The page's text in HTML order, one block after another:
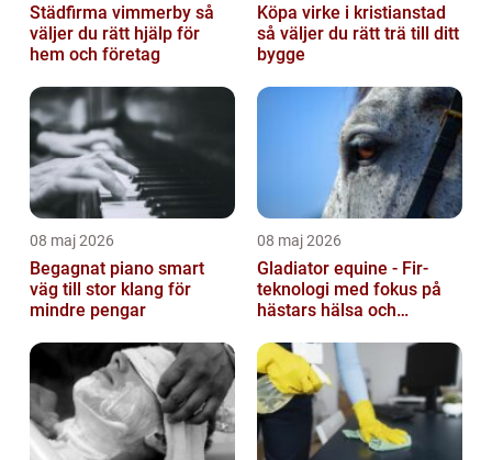
Städfirma vimmerby så
väljer du rätt hjälp för
hem och företag
Köpa virke i kristianstad
så väljer du rätt trä till ditt
bygge
08 maj 2026
Begagnat piano smart
väg till stor klang för
mindre pengar
08 maj 2026
Gladiator equine - Fir-
teknologi med fokus på
hästars hälsa och